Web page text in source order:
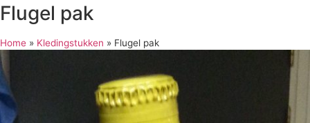
Flugel pak
Home » Kledingstukken » Flugel pak